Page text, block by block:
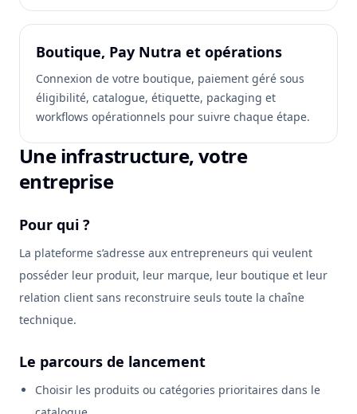
Boutique, Pay Nutra et opérations
Connexion de votre boutique, paiement géré sous
éligibilité, catalogue, étiquette, packaging et
workflows opérationnels pour suivre chaque étape.
Une infrastructure, votre
entreprise
Pour qui ?
La plateforme s’adresse aux entrepreneurs qui veulent
posséder leur produit, leur marque, leur boutique et leur
relation client sans reconstruire seuls toute la chaîne
technique.
Le parcours de lancement
Choisir les produits ou catégories prioritaires dans le